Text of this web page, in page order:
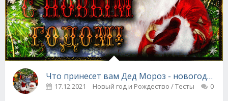
Что принесет вам Дед Мороз - новогодний
17.12.2021 Новый год и Рождество / Тесты 0